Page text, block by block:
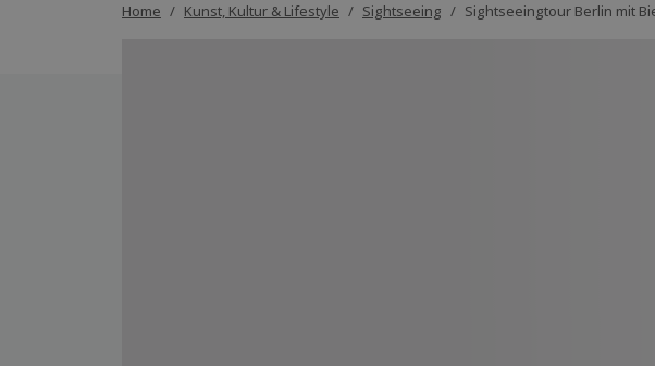
Home / Kunst, Kultur & Lifestyle / Sightseeing / Sightseeingtour Berlin mit